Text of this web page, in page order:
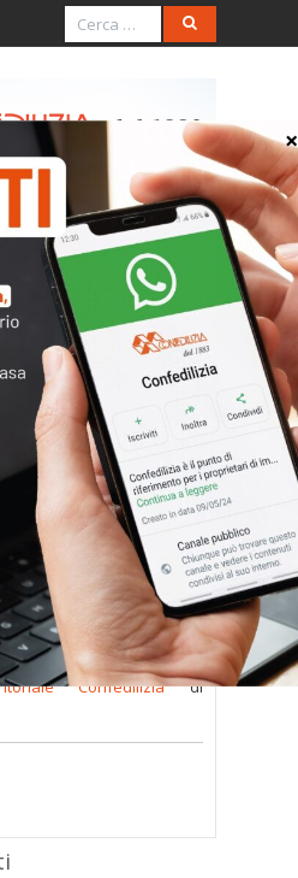
n. 32/E
periodo
al contenuto
è riservato ai
abilitati.
nelle Banche dati
dei soci ma per poterli
inserire i dati di accesso
della pagina
utente e password
richiedili alla tua
Confediliziadi